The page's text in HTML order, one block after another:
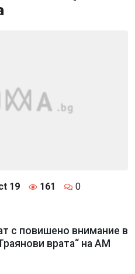
19 161 0
с повишено внимание в
врата“ на АМ